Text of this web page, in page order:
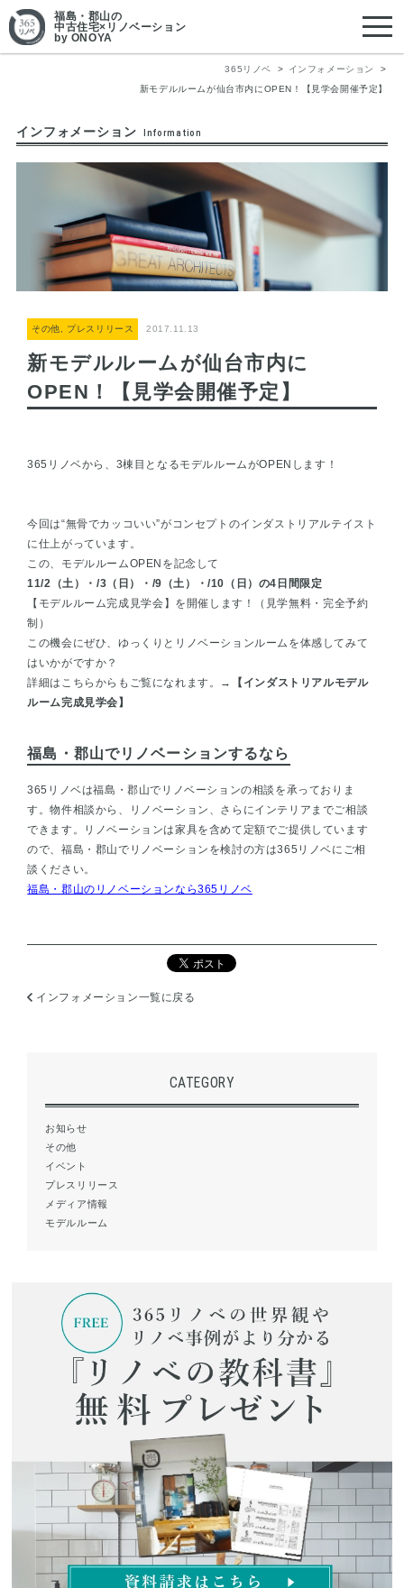
福島・郡山の
中古住宅×リノベーション
by ONOYA
365リノベ
インフォメーション
新モデルルームが仙台市内にOPEN！【見学会開催予定】
インフォメーション Information
その他, プレスリリース 2017.11.13
新モデルルームが仙台市内に
OPEN！【見学会開催予定】
365リノベから、3棟目となるモデルルームがOPENします！
今回は“無骨でカッコいい”がコンセプトのインダストリアルテイスト
に仕上がっています。
この、モデルルームOPENを記念して
11/2（土）・/3（日）・/9（土）・/10（日）の4日間限定
【 モデルルーム完成見学会 】を開催します！（見学無料・完全予約
制）
この機会にぜひ、ゆっくりとリノベーションルームを体感してみて
はいかがですか？
詳細はこちらからもご覧になれます。→
【 インダストリアルモデル
ルーム完成見学会 】
福島・郡山でリノベーションするなら
365リノベは福島・郡山でリノベーションの相談 を承っておりま
す。物件相談から、リノベーション、さらにインテリアまでご相談
できます。リノベーションは家具を含めて定額でご提供しています
ので、福島・郡山でリノベーションを検討の方は365リノベにご相
談ください。
福島・郡山のリノベーションなら365リノベ
インフォメーション一覧に戻る
CATEGORY
お知らせ
その他
イベント
プレスリリース
メディア情報
モデルルーム